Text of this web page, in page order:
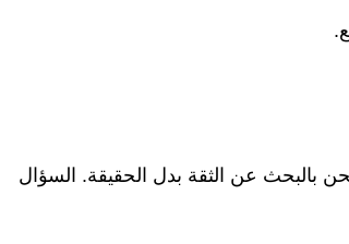
بالبحث عن الثقة بدل الحقيقة. السؤال